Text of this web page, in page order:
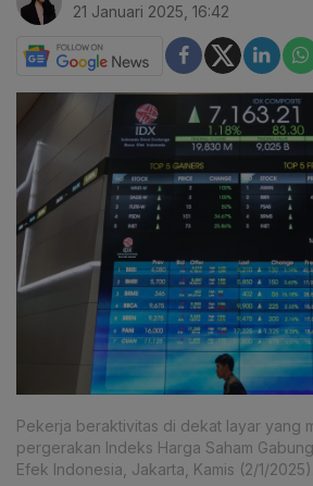
21 Januari 2025, 16:42
Pekerja beraktivitas di dekat layar yang
pergerakan Indeks Harga Saham
Efek Indonesia, Jakarta, Kamis (2/1/2025).